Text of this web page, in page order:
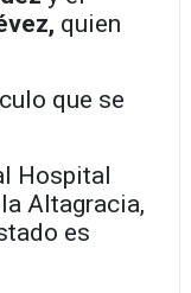
quien
que se
Hospital
Altagracia,
es